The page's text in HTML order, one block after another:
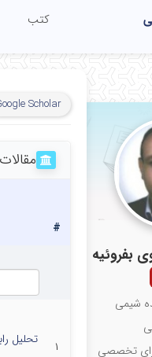
کتب
بفروئیه
شیمی
تخصصی
Scholar
#
۱